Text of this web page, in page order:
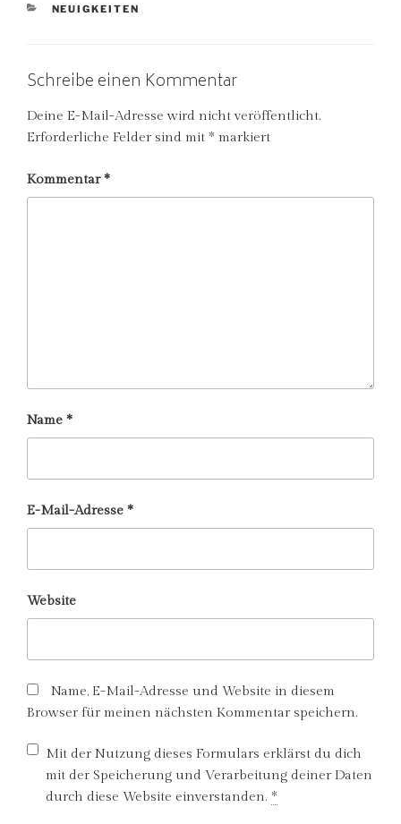
KATEGORIEN
NEUIGKEITEN
Schreibe einen Kommentar
Deine E-Mail-Adresse wird nicht veröffentlicht.
Erforderliche Felder sind mit * markiert
Kommentar*
Name *
E-Mail-Adresse *
Website
Name, E-Mail-Adresse und Website in diesem
Browser für meinen nächsten Kommentar speichern.
Mit der Nutzung dieses Formulars erklärst du dich
mit der Speicherung und Verarbeitung deiner Daten
durch diese Website einverstanden. *